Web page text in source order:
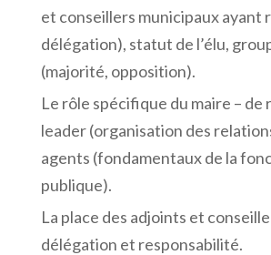
et conseillers municipaux ayant
délégation), statut de l’élu,
(majorité, opposition).
Le rôle spécifique du maire – de
leader (organisation des
agents (fondamentaux de la
publique).
La place des adjoints et
délégation et responsabilité.